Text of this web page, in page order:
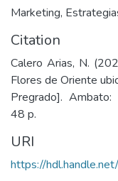
Marketing,
Citation
Calero Arias, N.
Flores de Oriente
Pregrado]. Ambato:
48 p.
URI
https://